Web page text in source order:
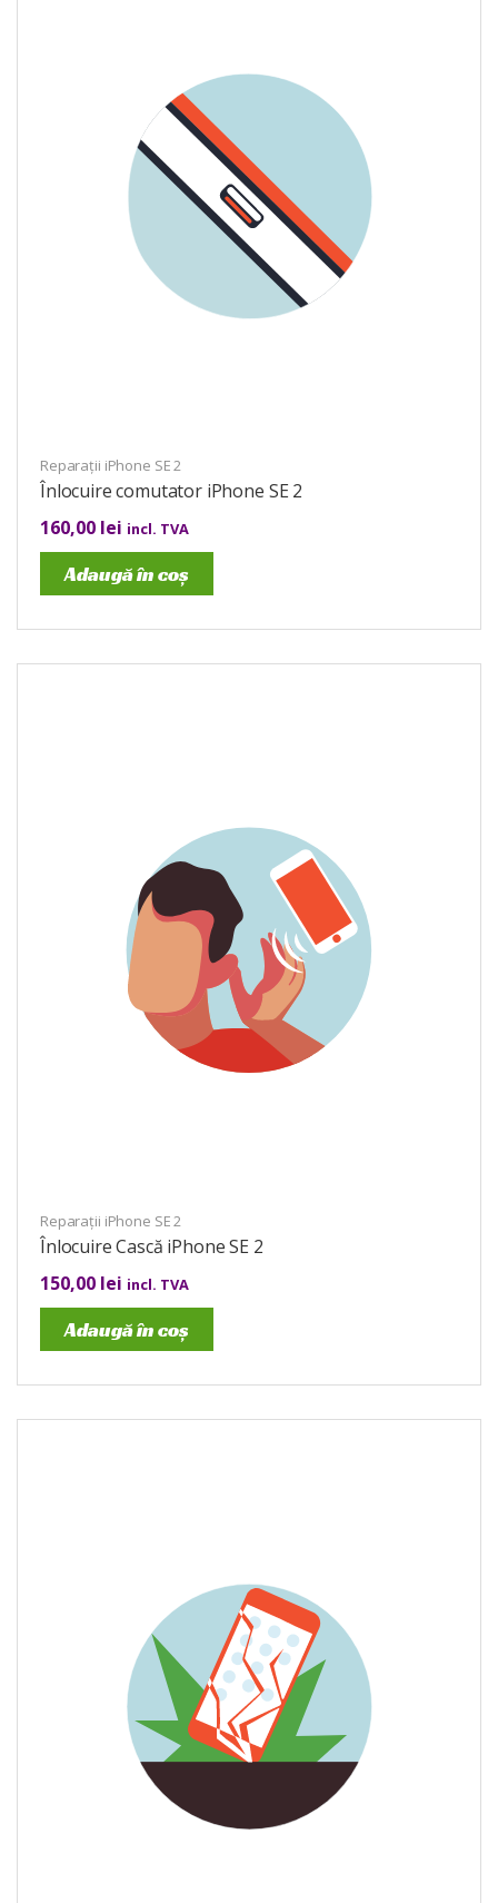
Reparații iPhone SE 2
Înlocuire comutator iPhone SE 2
160,00 lei incl. TVA
Adaugă în coș
Reparații iPhone SE 2
Înlocuire Cască iPhone SE 2
150,00 lei incl. TVA
Adaugă în coș